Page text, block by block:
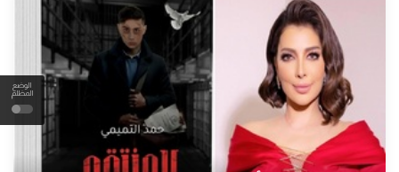
الوضع
المظلم